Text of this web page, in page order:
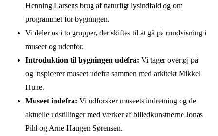
Henning Larsens brug af naturligt lysindfald og om
programmet for bygningen.
Vi deler os i to grupper, der skiftes til at gå på rundvisning i
museet og udenfor.
Introduktion til bygningen udefra: Vi tager overtøj på
og inspicerer museet udefra sammen med arkitekt Mikkel
Hune.
Museet indefra: Vi udforsker museets indretning og de
aktuelle udstillinger med værker af billedkunstnerne Jonas
Pihl og Arne Haugen Sørensen.